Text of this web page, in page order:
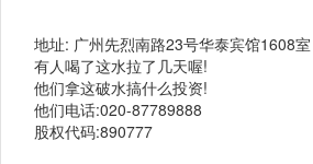
地址: 广州先烈南路23号华泰宾馆1608室
有人喝了这水拉了几天喔!
他们拿这破水搞什么投资!
他们电话:020-87789888
股权代码:890777